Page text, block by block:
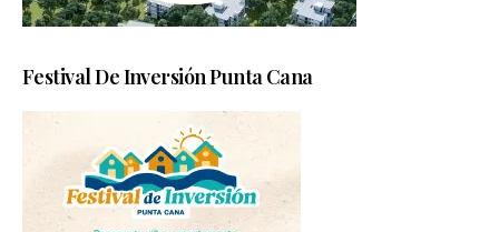
Festival De Inversión Punta Cana